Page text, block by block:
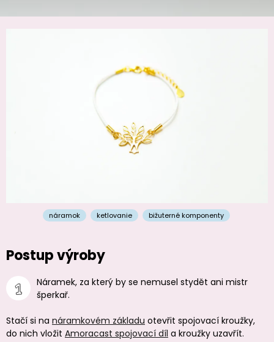
náramok ketlovanie bižuterné komponenty
Postup výroby
Náramek, za který by se nemusel stydět ani mistr
šperkař.
Stačí si na náramkovém základu otevřit spojovací kroužky,
do nich vložit Amoracast spojovací díl a kroužky uzavřít.